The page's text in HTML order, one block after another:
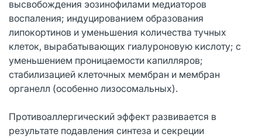
высвобождения эозинофилами медиаторов
воспаления; индуцированием образования
липокортинов и уменьшения количества тучных
клеток, вырабатывающих гиалуроновую кислоту; с
уменьшением проницаемости капилляров;
стабилизацией клеточных мембран и мембран
органелл (особенно лизосомальных).
Противоаллергический эффект развивается в
результате подавления синтеза и секреции